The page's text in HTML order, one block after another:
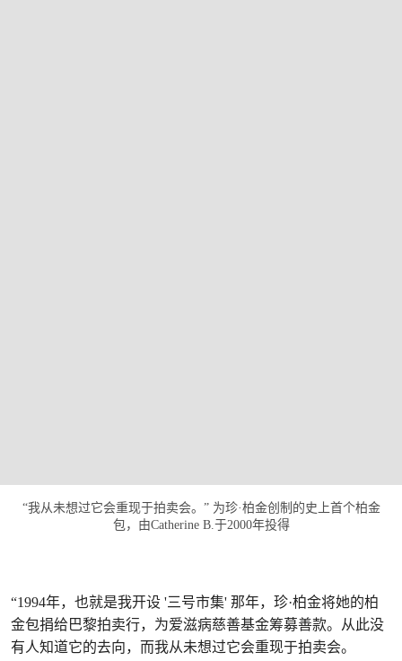
“我从未想过它会重现于拍卖会。” 为珍·柏金创制的史上首个柏金
包，由Catherine B.于2000年投得
“1994年，也就是我开设 '三号市集' 那年，珍·柏金将她的柏
金包捐给巴黎拍卖行，为爱滋病慈善基金筹募善款。从此没
有人知道它的去向，而我从未想过它会重现于拍卖会。